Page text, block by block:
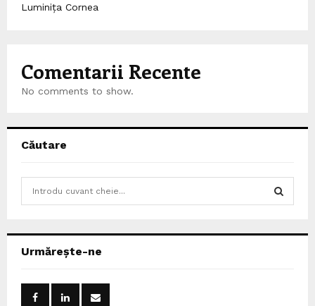
Luminița Cornea
Comentarii Recente
No comments to show.
Căutare
h
o
Urmărește-ne